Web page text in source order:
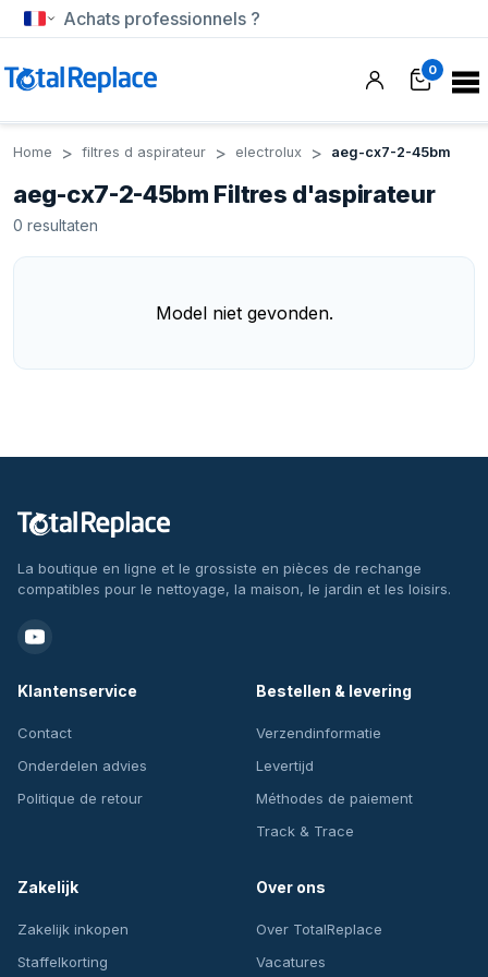
Achats professionnels ?
0
Home filtres d aspirateur electrolux aeg-cx7-2-45bm
aeg-cx7-2-45bm Filtres d'aspirateur
0 resultaten
Model niet gevonden.
La boutique en ligne et le grossiste en pièces de rechange
compatibles pour le nettoyage, la maison, le jardin et les loisirs.
Klantenservice
Contact
Onderdelen advies
Politique de retour
Bestellen & levering
Verzendinformatie
Levertijd
Méthodes de paiement
Track & Trace
Zakelijk
Zakelijk inkopen
Staffelkorting
Over ons
Over TotalReplace
Vacatures